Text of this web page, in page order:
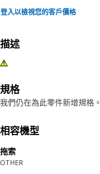
登入以檢視您的客戶價格
描述
規格
我們仍在為此零件新增規格。
相容機型
拖索
OTHER